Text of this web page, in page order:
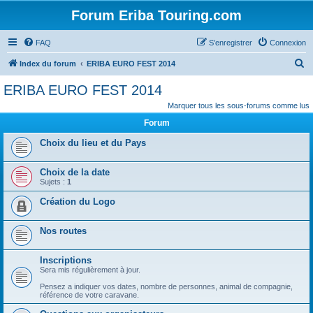
Forum Eriba Touring.com
FAQ Connexion
S’enregistrer
Index du forum ERIBA EURO FEST 2014
h
c
ERIBA EURO FEST 2014
Marquer tous les sous-forums comme lus
Forum
Choix du lieu et du Pays
Choix de la date
Sujets : 1
Création du Logo
Nos routes
Inscriptions
Sera mis régulièrement à jour.
Pensez a indiquer vos dates, nombre de personnes, animal de compagnie,
référence de votre caravane.